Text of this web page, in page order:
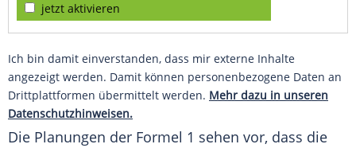
jetzt aktivieren
Ich bin damit einverstanden, dass mir externe Inhalte
angezeigt werden. Damit können personenbezogene Daten an
Drittplattformen übermittelt werden. Mehr dazu in unseren
Datenschutzhinweisen.
Die Planungen der Formel 1 sehen vor, dass die